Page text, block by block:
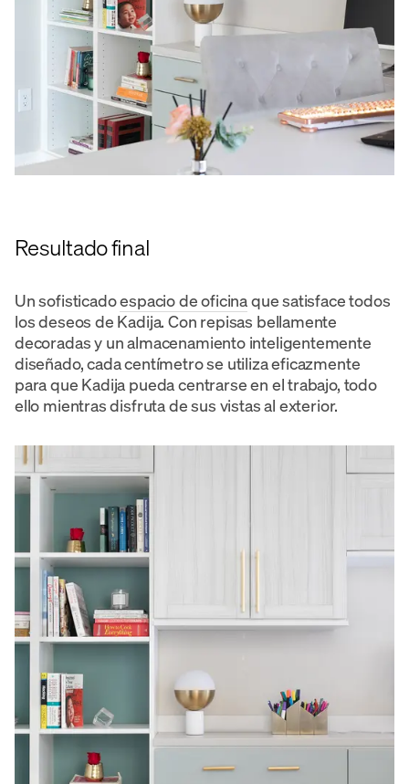
Resultado final
Un sofisticadoespacio de oficinaque satisface todos
los deseos de Kadija. Con repisas bellamente
decoradas y un almacenamiento inteligentemente
diseñado, cada centímetro se utiliza eficazmente
para que Kadija pueda centrarse en el trabajo, todo
ello mientras disfruta de sus vistas al exterior.